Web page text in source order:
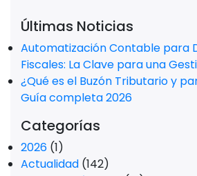
Últimas Noticias
Automatización Contable para
Fiscales: La Clave para una
¿Qué es el Buzón Tributario y
Guía completa 2026
Categorías
2026 (1)
Actualidad (142)